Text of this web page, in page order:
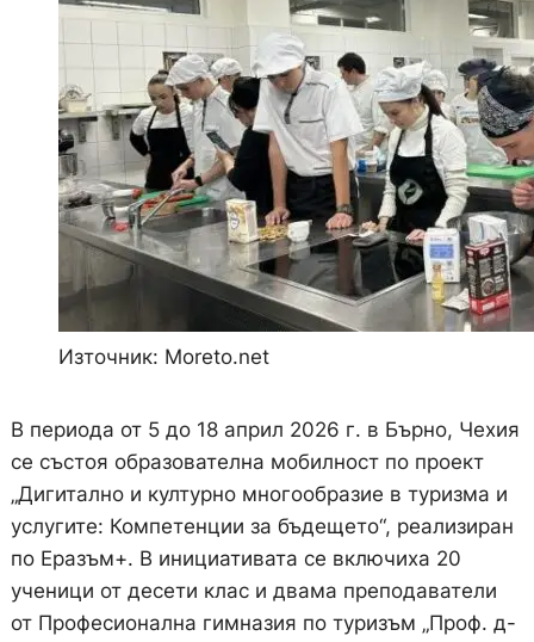
Източник: Moreto.net
В периода от 5 до 18 април 2026 г. в Бърно, Чехия
се състоя образователна мобилност по проект
„Дигитално и културно многообразие в туризма и
услугите: Компетенции за бъдещето“, реализиран
по Еразъм+. В инициативата се включиха 20
ученици от десети клас и двама преподаватели
от Професионална гимназия по туризъм „Проф. д-